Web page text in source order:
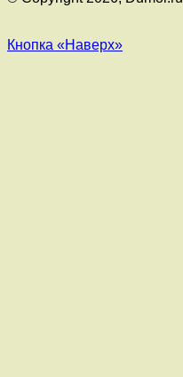
Кнопка «Наверх»